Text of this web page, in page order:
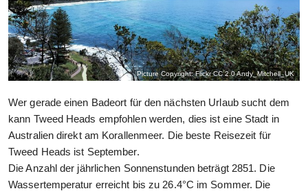
Picture Copyright: Flickr CC 2.0Andy_Mitchell_UK
Wer gerade einen Badeort für den nächsten Urlaub sucht dem
kann Tweed Heads empfohlen werden, dies ist eine Stadt in
Australien direkt am Korallenmeer. Die beste Reisezeit für
Tweed Heads ist September.
Die Anzahl der jährlichen Sonnenstunden beträgt 2851. Die
Wassertemperatur erreicht bis zu 26.4°C im Sommer. Die